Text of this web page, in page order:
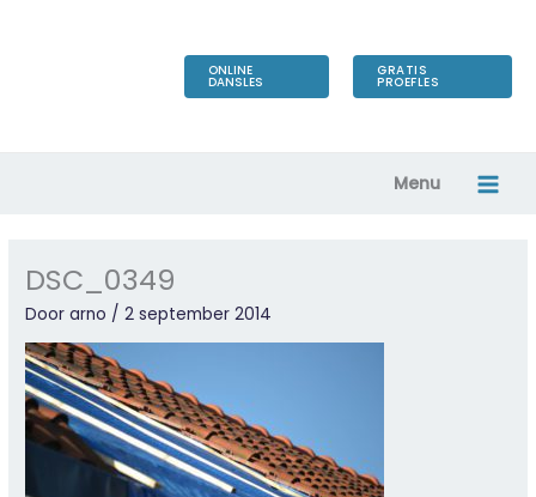
ONLINE
DANSLES
GRATIS
PROEFLES
Menu
DSC_0349
Doorarno /2 september 2014